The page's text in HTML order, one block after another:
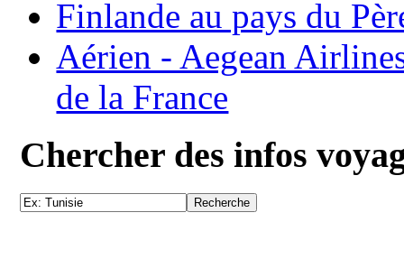
Finlande au pays du
Aérien - Aegean
de la France
Chercher des infos